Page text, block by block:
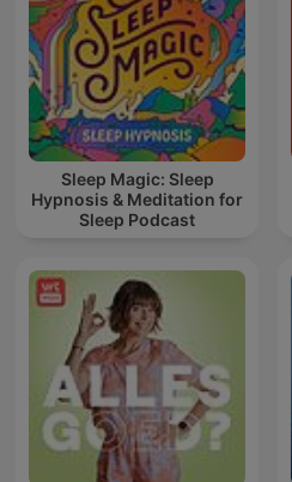
Sleep Magic: Sleep
Hypnosis & Meditation for
Sleep Podcast